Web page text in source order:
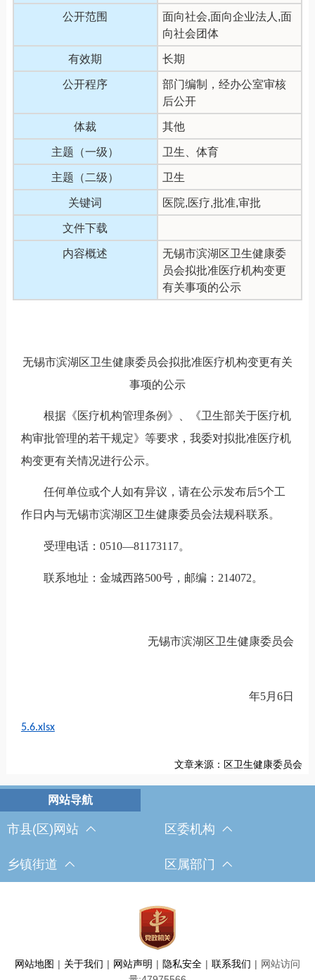
公开范围
面向社会,面向企业法人,面
向社会团体
有效期 长期
公开程序
部门编制，经办公室审核
后公开
体裁 其他
主题（一级） 卫生、体育
主题（二级） 卫生
关键词 医院,医疗,批准,审批
文件下载
内容概述
无锡市滨湖区卫生健康委
员会拟批准医疗机构变更
有关事项的公示
无锡市滨湖区卫生健康委员会拟批准医疗机构变更有关
事项的公示
根据《医疗机构管理条例》、《卫生部关于医疗机
构审批管理的若干规定》等要求，我委对拟批准医疗机
构变更有关情况进行公示。
任何单位或个人如有异议，请在公示发布后5个工
作日内与无锡市滨湖区卫生健康委员会法规科联系。
受理电话：0510—81173117。
联系地址：金城西路500号，邮编：214072。
无锡市滨湖区卫生健康委员会
年5月6日
5.6.xlsx
文章来源：区卫生健康委员会
市县(区)网站 区委机构
乡镇街道 区属部门
网站地图 | 关于我们 | 网站声明 | 隐私安全 | 联系我们 | 网站访问